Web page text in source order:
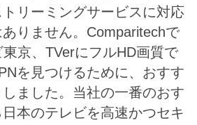
リーミングサービスに対応
りません。Comparitechで
京、TVerにフルHD画質で
を見つけるために、おすす
ました。当社の一番のおす
本のテレビを高速かつセキ